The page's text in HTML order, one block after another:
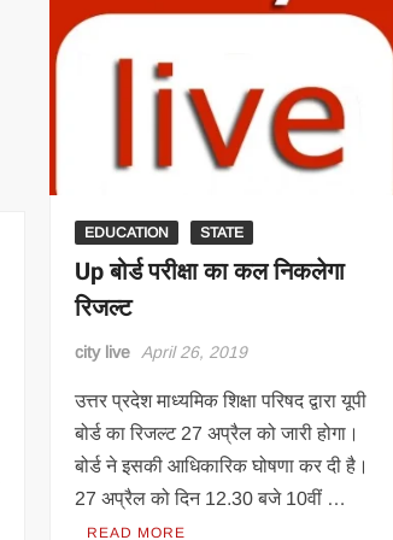
EDUCATION STATE
Up बोर्ड परीक्षा का कल निकलेगा
रिजल्ट
city live April 26, 2019
उत्तर प्रदेश माध्यमिक शिक्षा परिषद द्वारा यूपी
बोर्ड का रिजल्ट 27 अप्रैल को जारी होगा।
बोर्ड ने इसकी आधिकारिक घोषणा कर दी है।
27 अप्रैल को दिन 12.30 बजे 10वीं …
READ MORE